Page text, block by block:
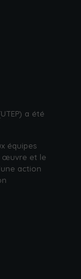
a été
équipes
œuvre et le
action